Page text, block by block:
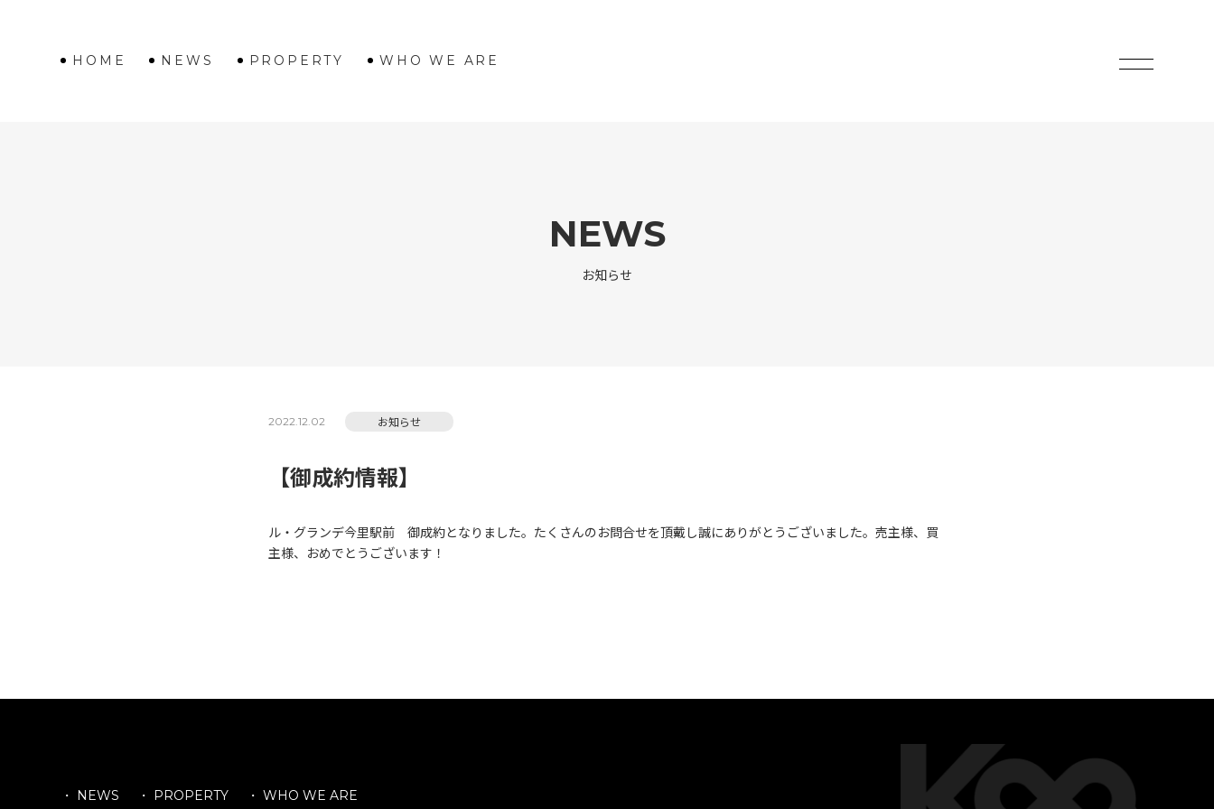
HOME NEWS PROPERTY WHO WE ARE
NEWS
お知らせ
2022.12.02 お知らせ
【御成約情報】
ル・グランデ今里駅前 御成約となりました。たくさんのお問合せを頂戴し誠にありがとうございました。売主様、買
主様、おめでとうございます！
・ NEWS ・ PROPERTY ・ WHO WE ARE